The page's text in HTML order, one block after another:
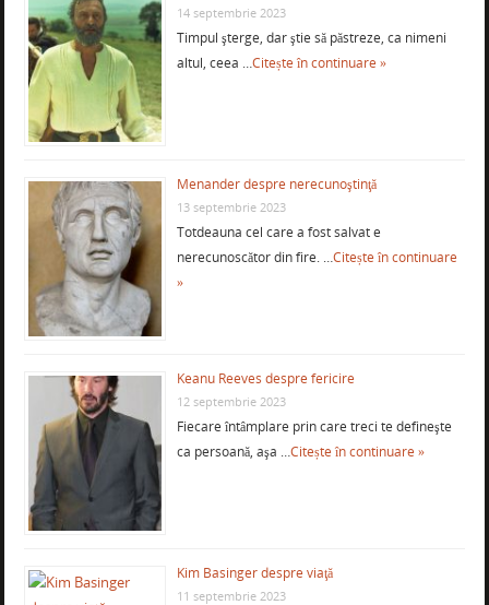
14 septembrie 2023
Timpul şterge, dar ştie să păstreze, ca nimeni
altul, ceea …Citește în continuare »
Menander despre nerecunoştinţă
13 septembrie 2023
Totdeauna cel care a fost salvat e
nerecunoscător din fire. …Citește în continuare
»
Keanu Reeves despre fericire
12 septembrie 2023
Fiecare întâmplare prin care treci te defineşte
ca persoană, aşa …Citește în continuare »
Kim Basinger despre viaţă
11 septembrie 2023